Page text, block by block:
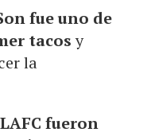
fue uno de
tacosy
la
fueron